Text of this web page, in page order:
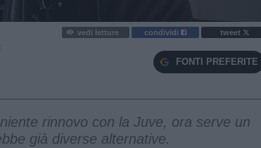
vedi letture condividi
tweet
FONTI PREFERITE
rinnovo con la Juve, ora serve un
già diverse alternative.